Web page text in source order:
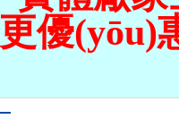
優(yōu)